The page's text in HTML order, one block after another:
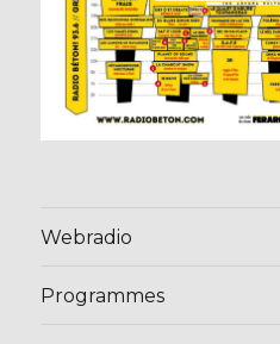
Webradio
Programmes